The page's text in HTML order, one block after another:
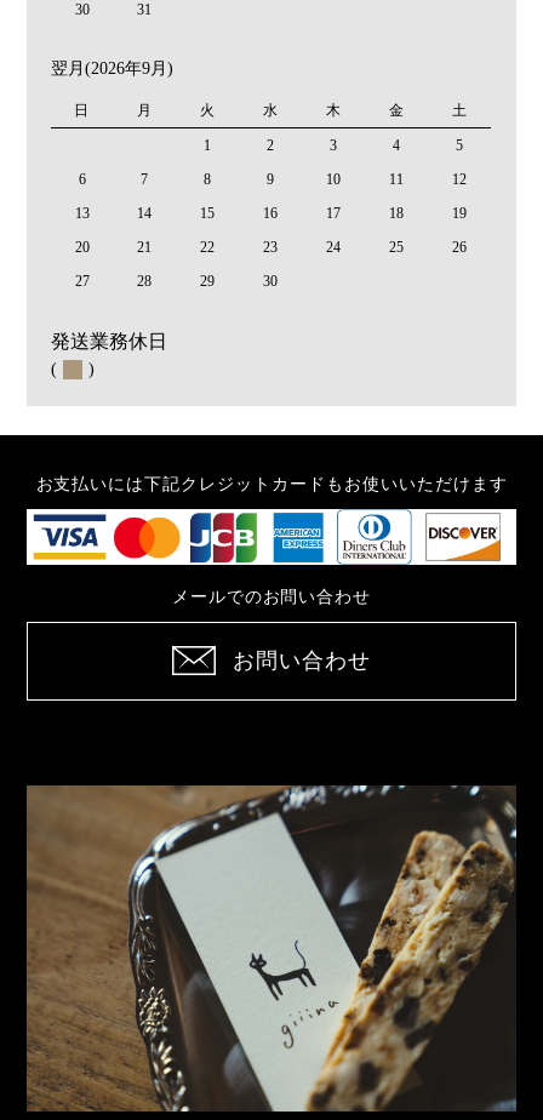
30
31
翌月(2026年9月)
日 月 火 水 木 金 土
1 2 3 4
5
6
7 8 9 10 11
12
13
14 15 16 17 18
19
20
21 22 23 24 25
26
27
28 29 30
発送業務休日
( )
お支払いには下記クレジットカードもお使いいただけます
メールでのお問い合わせ
お問い合わせ